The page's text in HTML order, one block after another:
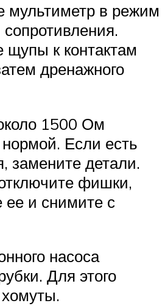
мультиметр в режим
к контактам
дренажного
1500 Ом
Если есть
замените детали.
фишки,
ее и снимите с
насоса
Для этого